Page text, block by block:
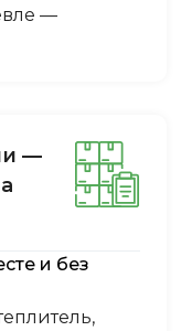
—
—
и без